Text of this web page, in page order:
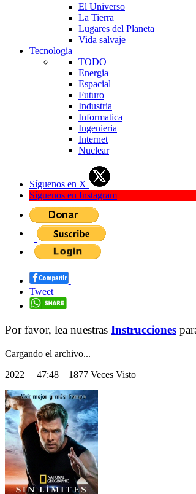
El Universo
La Tierra
Lugares del Planeta
Vida salvaje
Tecnologia
TODO
Energia
Espacial
Futuro
Industria
Informatica
Ingenieria
Internet
Nuclear
Síguenos en X
Síguenos en Instagram
Tweet
Por favor, lea nuestras Instrucciones
Cargando el archivo...
2022 47:48 1877 Veces Visto